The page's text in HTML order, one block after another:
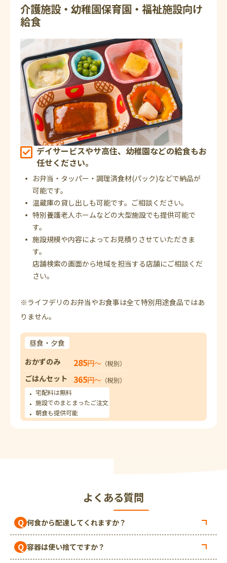
介護施設・幼稚園保育園・福祉施設向け
給食
デイサービスやサ高住、幼稚園などの給食もお
任せください。
お弁当・タッパー・調理済食材(パック)などで納品が
可能です。
温蔵庫の貸し出しも可能です。ご相談ください。
特別養護老人ホームなどの大型施設でも提供可能で
す。
施設規模や内容によってお見積りさせていただきま
す。
店舗検索の画面から地域を担当する店舗にご相談くだ
さい。
※ライフデリのお弁当やお食事は全て特別用途食品ではあ
りません。
昼食・夕食
おかずのみ
285円〜 （税別）
ごはんセット 365円〜 （税別）
宅配料は無料
施設でのまとまったご注文
朝食も提供可能
よくある質問
Q 何食から配達してくれますか？
Q 容器は使い捨てですか？